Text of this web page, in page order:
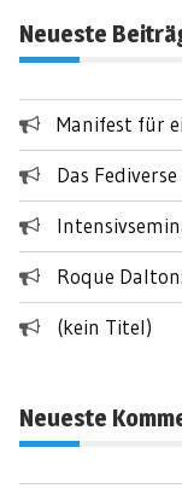
Neueste
Manifest für
Das Fediverse
Roque
(kein Titel)
Neueste